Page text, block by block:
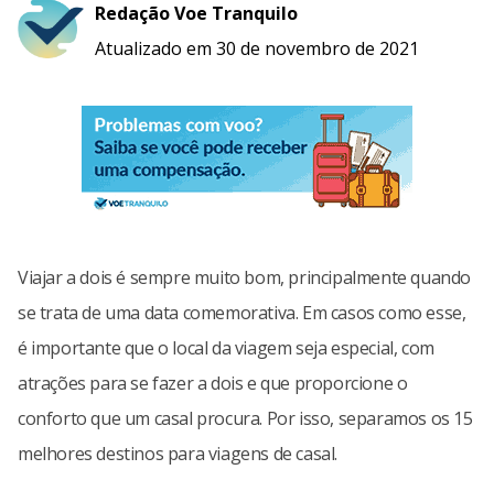
Redação Voe Tranquilo
Atualizado em 30 de novembro de 2021
Viajar a dois é sempre muito bom, principalmente quando
se trata de uma data comemorativa. Em casos como esse,
é importante que o local da viagem seja especial, com
atrações para se fazer a dois e que proporcione o
conforto que um casal procura. Por isso, separamos os 15
melhores destinos para viagens de casal.